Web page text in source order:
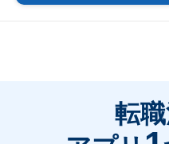
転